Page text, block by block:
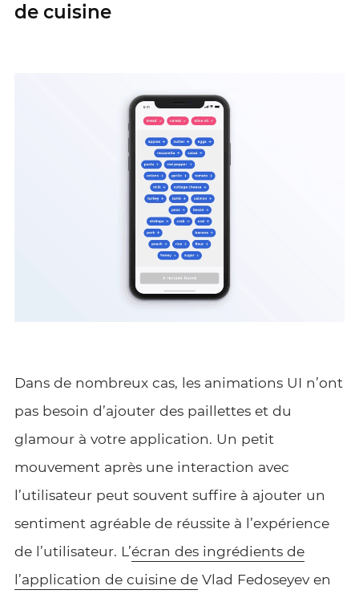
de cuisine
Dans de nombreux cas, les animations UI n’ont
pas besoin d’ajouter des paillettes et du
glamour à votre application. Un petit
mouvement après une interaction avec
l’utilisateur peut souvent suffire à ajouter un
sentiment agréable de réussite à l’expérience
de l’utilisateur. L’écran des ingrédients de
l’application de cuisine deVlad Fedoseyev en